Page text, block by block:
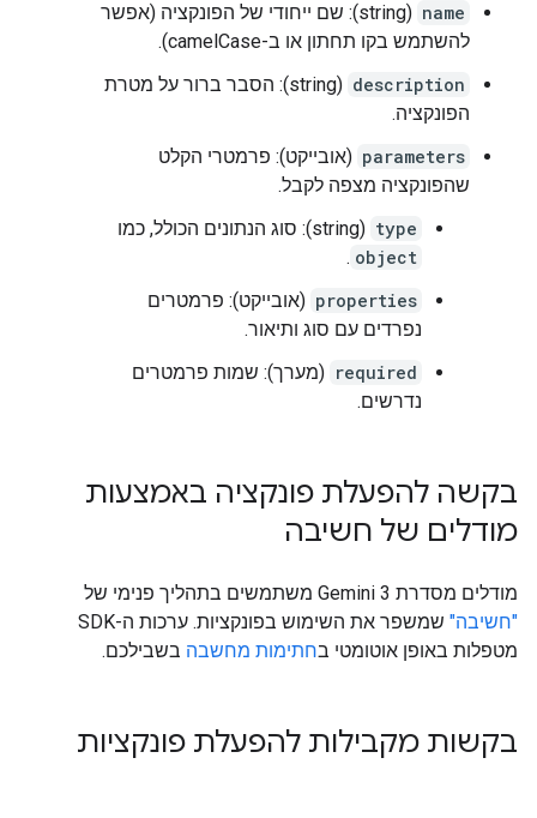
name
(string): שם ייחודי של הפונקציה (אפשר
להשתמש בקו תחתון או ב-camelCase).
description
(string): הסבר ברור על מטרת
הפונקציה.
parameters (אובייקט): פרמטרי הקלט
שהפונקציה מצפה לקבל.
type (string): סוג הנתונים הכולל, כמו
object
.
properties (אובייקט): פרמטרים
נפרדים עם סוג ותיאור.
required (מערך): שמות פרמטרים
נדרשים.
בקשה להפעלת פונקציה באמצעות
מודלים של חשיבה
מודלים מסדרת Gemini 3 משתמשים בתהליך פנימי של
"חשיבה"
שמשפר את השימוש בפונקציות. ערכות ה-SDK
מטפלות באופן אוטומטי בחתימות מחשבה בשבילכם.
בקשות מקבילות להפעלת פונקציות